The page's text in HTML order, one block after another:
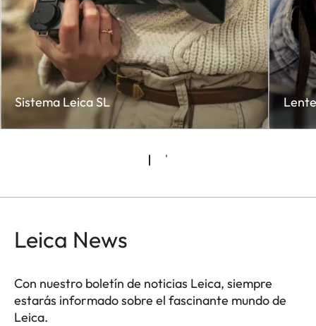
Sistema Leica SL
Leica News
Con nuestro boletín de noticias Leica, siempre
estarás informado sobre el fascinante mundo de
Leica.